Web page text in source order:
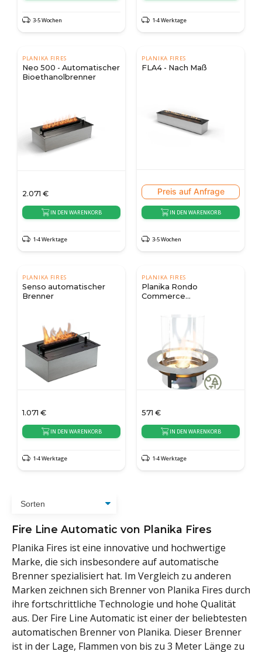
3-5 Wochen 1-4 Werktage
PLANIKA FIRES
Neo 500 - Automatischer
Bioethanolbrenner
2.071 €
IN DEN WARENKORB
1-4 Werktage
PLANIKA FIRES
FLA4 - Nach Maß
Preis auf Anfrage
IN DEN WARENKORB
3-5 Wochen
PLANIKA FIRES
Senso automatischer
Brenner
1.071 €
IN DEN WARENKORB
1-4 Werktage
PLANIKA FIRES
Planika Rondo
Commerce
571 €
IN DEN WARENKORB
1-4 Werktage
Fire Line Automatic von Planika Fires
Planika Fires ist eine innovative und hochwertige
Marke, die sich insbesondere auf automatische
Brenner spezialisiert hat. Im Vergleich zu anderen
Marken zeichnen sich Brenner von Planika Fires durch
ihre fortschrittliche Technologie und hohe Qualität
aus. Der Fire Line Automatic ist einer der beliebtesten
automatischen Brenner von Planika. Dieser Brenner
ist in der Lage, Flammen von bis zu 3 Meter Länge zu